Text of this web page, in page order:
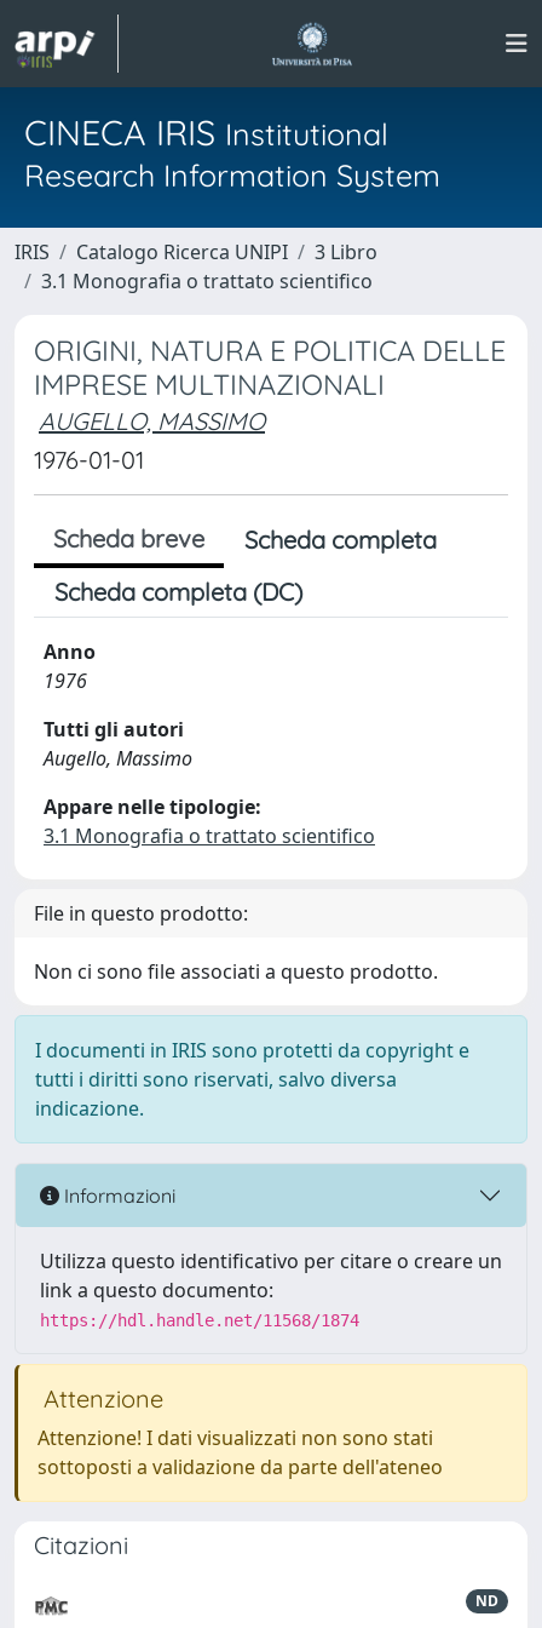
CINECA IRIS Institutional
Research Information System
IRIS Catalogo Ricerca UNIPI
3 Libro
3.1 Monografia o trattato scientifico
ORIGINI, NATURA E POLITICA DELLE
IMPRESE MULTINAZIONALI
AUGELLO, MASSIMO
1976-01-01
Scheda breve
Scheda completa
Scheda completa (DC)
Anno
1976
Tutti gli autori
Augello, Massimo
Appare nelle tipologie:
3.1 Monografia o trattato scientifico
File in questo prodotto:
Non ci sono file associati a questo prodotto.
I documenti in IRIS sono protetti da copyright e
tutti i diritti sono riservati, salvo diversa
indicazione.
Informazioni
Utilizza questo identificativo per citare o creare un
link a questo documento:
https://hdl.handle.net/11568/1874
Attenzione
Attenzione! I dati visualizzati non sono stati
sottoposti a validazione da parte dell'ateneo
Citazioni
ND